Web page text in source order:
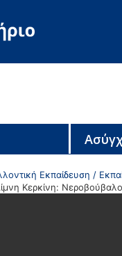
Εκπαίδευση /
Κερκίνη: